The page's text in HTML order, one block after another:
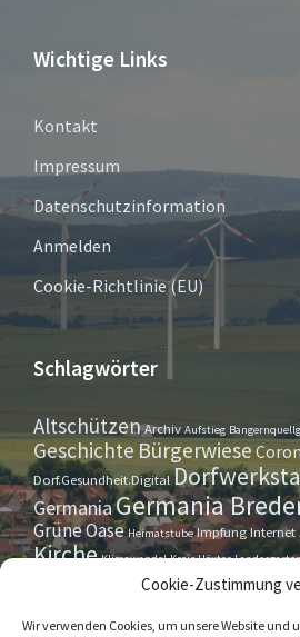
Cookie-Zustimmung
Wir verwenden Cookies, um unsere Website und
Wichtige Links
Kontakt
Impressum
Datenschutzinformation
Anmelden
Cookie-Richtlinie (EU)
Schlagwörter
AltschützenArchiv Aufstieg
Geschichte Bürgerwiese
Dorf.Gesundheit.Digital
GermaniaGermania
Grüne Oase Heimatstube ImpfungInternet
Kirche Klimawandel Kreis Höxter
Maurer- u. Handwerkerverein
Straßensperrung Tennis Theatergruppe